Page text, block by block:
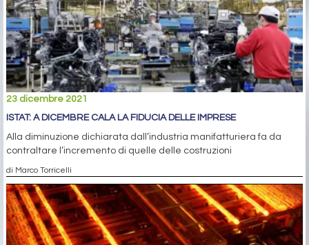
23 dicembre 2021
ISTAT: A DICEMBRE CALA LA FIDUCIA DELLE IMPRESE
Alla diminuzione dichiarata dall’industria manifatturiera fa da
contraltare l’incremento di quelle delle costruzioni
di Marco Torricelli